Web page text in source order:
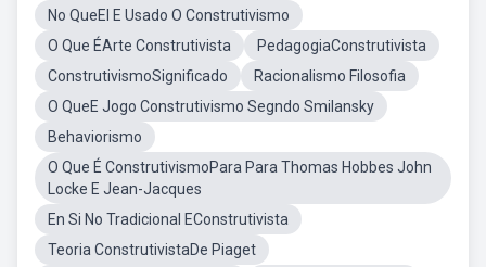
No QueEl E Usado O Construtivismo
O Que ÉArte Construtivista
PedagogiaConstrutivista
ConstrutivismoSignificado
Racionalismo Filosofia
O QueE Jogo Construtivismo Segndo Smilansky
Behaviorismo
O Que É ConstrutivismoPara Para Thomas Hobbes John
Locke E Jean-Jacques
En Si No Tradicional EConstrutivista
Teoria ConstrutivistaDe Piaget